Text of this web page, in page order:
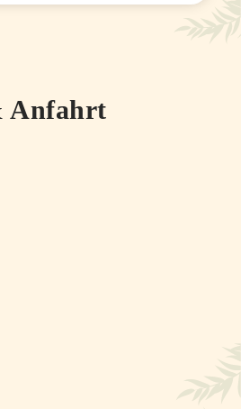
Anfahrt